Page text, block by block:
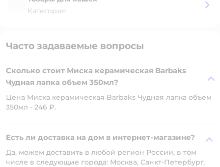
Категория
Часто задаваемые вопросы
Сколько стоит Миска керамическая Barbaks
Чудная лапка объем 350мл?
Цена Миска керамическая Barbaks Чудная лапка объем
350мл - 246 ₽.
Есть ли доставка на дом в интернет-магазине?
Да, можем доставить в любой регион России, в том
числе в следующие города: Москва, Санкт-Петербург,